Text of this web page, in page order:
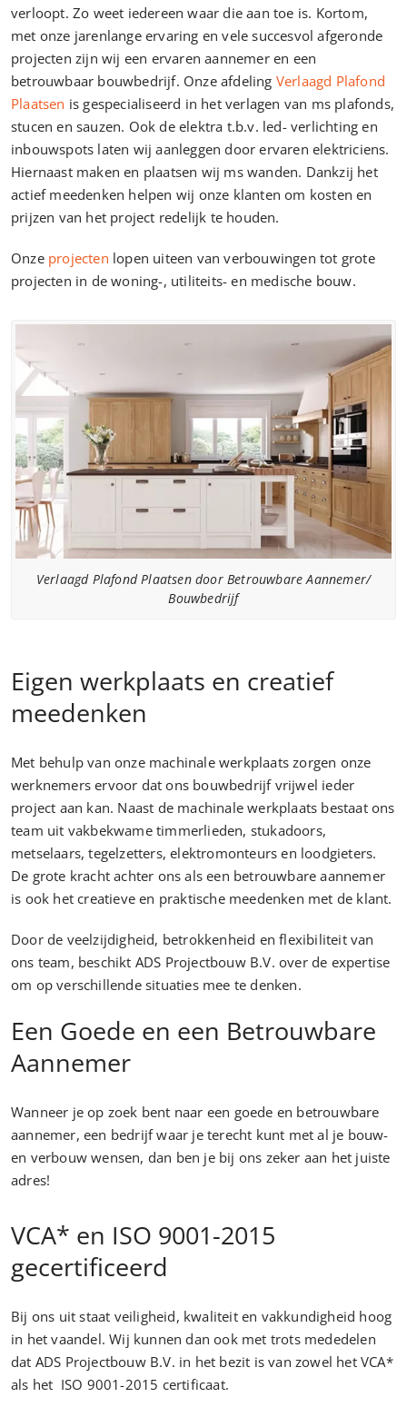
verloopt. Zo weet iedereen waar die aan toe is. Kortom,
met onze jarenlange ervaring en vele succesvol afgeronde
projecten zijn wij een ervaren aannemer en een
betrouwbaar bouwbedrijf. Onze afdeling Verlaagd Plafond
Plaatsen is gespecialiseerd in het verlagen van ms plafonds,
stucen en sauzen. Ook de elektra t.b.v. led- verlichting en
inbouwspots laten wij aanleggen door ervaren elektriciens.
Hiernaast maken en plaatsen wij ms wanden. Dankzij het
actief meedenken helpen wij onze klanten om kosten en
prijzen van het project redelijk te houden.
Onze projecten lopen uiteen van verbouwingen tot grote
projecten in de woning-, utiliteits- en medische bouw.
Verlaagd Plafond Plaatsen door Betrouwbare Aannemer/
Bouwbedrijf
Eigen werkplaats en creatief
meedenken
Met behulp van onze machinale werkplaats zorgen onze
werknemers ervoor dat ons bouwbedrijf vrijwel ieder
project aan kan. Naast de machinale werkplaats bestaat ons
team uit vakbekwame timmerlieden, stukadoors,
metselaars, tegelzetters, elektromonteurs en loodgieters.
De grote kracht achter ons als een betrouwbare aannemer
is ook het creatieve en praktische meedenken met de klant.
Door de veelzijdigheid, betrokkenheid en flexibiliteit van
ons team, beschikt ADS Projectbouw B.V. over de expertise
om op verschillende situaties mee te denken.
Een Goede en een Betrouwbare
Aannemer
Wanneer je op zoek bent naar een goede en betrouwbare
aannemer, een bedrijf waar je terecht kunt met al je bouw-
en verbouw wensen, dan ben je bij ons zeker aan het juiste
adres!
VCA* en ISO 9001-2015
gecertificeerd
Bij ons uit staat veiligheid, kwaliteit en vakkundigheid hoog
in het vaandel. Wij kunnen dan ook met trots mededelen
dat ADS Projectbouw B.V. in het bezit is van zowel het VCA*
als het ISO 9001-2015 certificaat.